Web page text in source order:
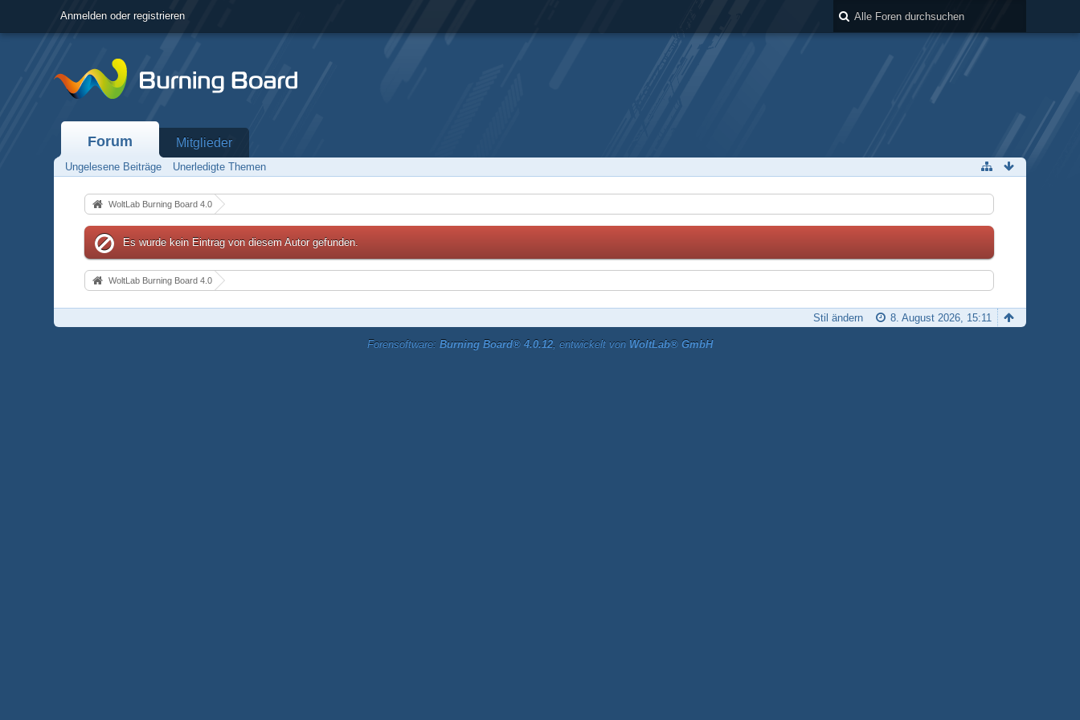
Anmelden oder registrieren
Forum Mitglieder
Ungelesene Beiträge Unerledigte Themen
WoltLab Burning Board 4.0
Es wurde kein Eintrag von diesem Autor gefunden.
WoltLab Burning Board 4.0
8. August 2026, 15:11
Stil ändern
Forensoftware: Burning Board® 4.0.12, entwickelt von WoltLab® GmbH